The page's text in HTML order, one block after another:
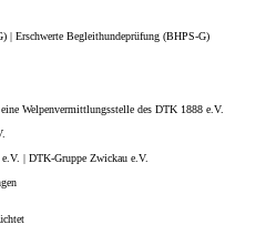
| Erschwerte Begleithundeprüfung (BHPS-G)
Welpenvermittlungsstelle des DTK 1888 e.V.
| DTK-Gruppe Zwickau e.V.